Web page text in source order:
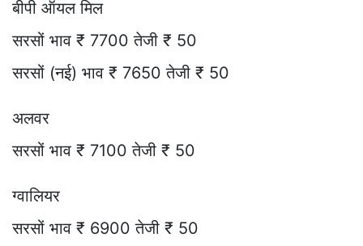
बीपी ऑयल मिल
सरसों भाव ₹ 7700 तेजी ₹ 50
सरसों (नई) भाव ₹ 7650 तेजी ₹ 50
अलवर
सरसों भाव ₹ 7100 तेजी ₹ 50
ग्वालियर
सरसों भाव ₹ 6900 तेजी ₹ 50